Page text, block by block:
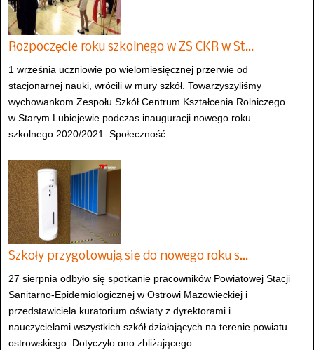
Rozpoczęcie roku szkolnego w ZS CKR w St…
1 września uczniowie po wielomiesięcznej przerwie od
stacjonarnej nauki, wrócili w mury szkół. Towarzyszyliśmy
wychowankom Zespołu Szkół Centrum Kształcenia Rolniczego
w Starym Lubiejewie podczas inauguracji nowego roku
szkolnego 2020/2021. Społeczność...
Szkoły przygotowują się do nowego roku s…
27 sierpnia odbyło się spotkanie pracowników Powiatowej Stacji
Sanitarno-Epidemiologicznej w Ostrowi Mazowieckiej i
przedstawiciela kuratorium oświaty z dyrektorami i
nauczycielami wszystkich szkół działających na terenie powiatu
ostrowskiego. Dotyczyło ono zbliżającego...